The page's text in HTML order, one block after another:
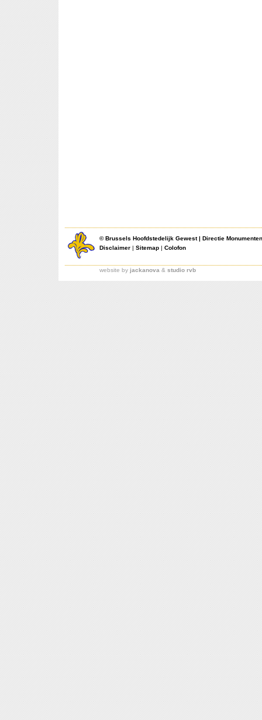
©Brussels Hoofdstedelijk Gewest| Directie
Disclaimer | Sitemap | Colofon
website by jackanova & studio rvb